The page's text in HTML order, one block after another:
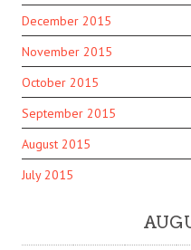
December 2015
November 2015
October 2015
September 2015
August 2015
July 2015